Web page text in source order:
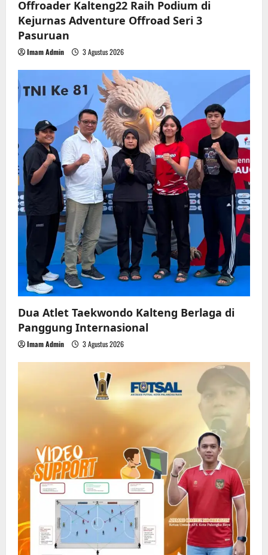
Offroader Kalteng22 Raih Podium di
Kejurnas Adventure Offroad Seri 3
Pasuruan
Imam Admin 3 Agustus 2026
Dua Atlet Taekwondo Kalteng Berlaga di
Panggung Internasional
Imam Admin 3 Agustus 2026